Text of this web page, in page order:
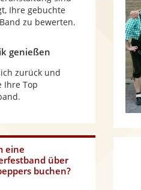
Ihre gebuchte
zu bewerten.
genießen
zurück und
Ihre Top
eine
über
buchen?